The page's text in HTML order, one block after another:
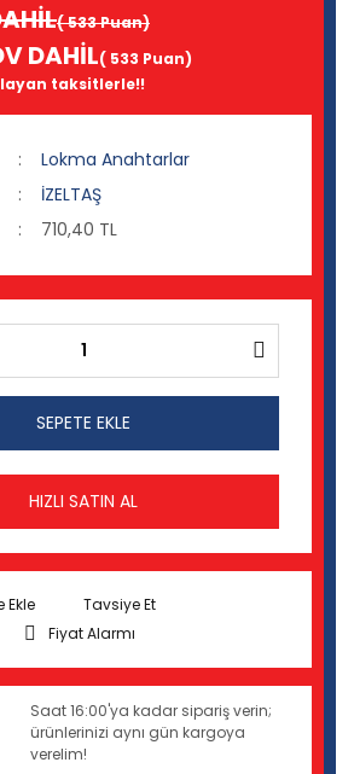
( 533 Puan)
DAHİL( 533 Puan)
taksitlerle!!
Lokma Anahtarlar
İZELTAŞ
710,40 TL
SEPETE EKLE
HIZLI SATIN AL
Tavsiye Et
Fiyat Alarmı
Saat 16:00'ya kadar sipariş verin;
ürünlerinizi aynı gün kargoya
verelim!